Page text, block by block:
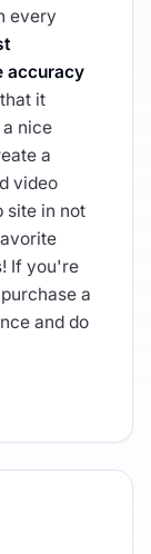
every
accuracy
it
nice
a
video
site in not
If you're
a
and do